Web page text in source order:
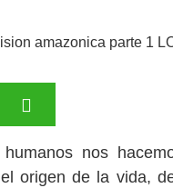
nos
origen de la vida,